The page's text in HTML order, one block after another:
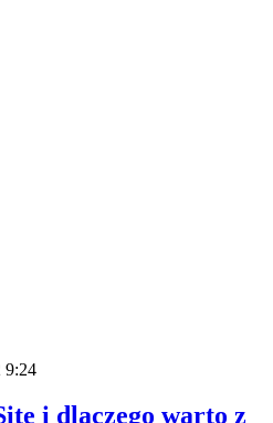
9:24
i dlaczego warto z